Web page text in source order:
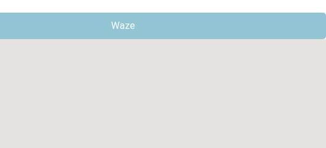
Waze